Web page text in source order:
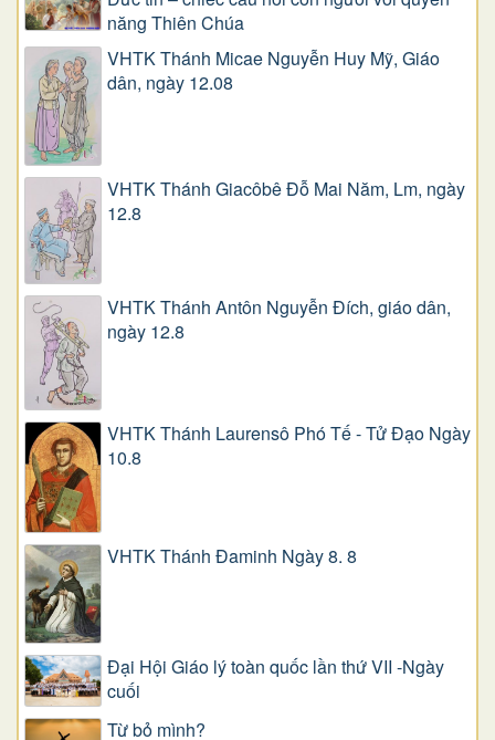
năng Thiên Chúa
VHTK Thánh Micae Nguyễn Huy Mỹ, Giáo
dân, ngày 12.08
VHTK Thánh Giacôbê Ðỗ Mai Năm, Lm, ngày
12.8
VHTK Thánh Antôn Nguyễn Ðích, giáo dân,
ngày 12.8
VHTK Thánh Laurensô Phó Tế - Tử Đạo Ngày
10.8
VHTK Thánh Đaminh Ngày 8. 8
Đại Hội Giáo lý toàn quốc lần thứ VII -Ngày
cuối
Từ bỏ mình?